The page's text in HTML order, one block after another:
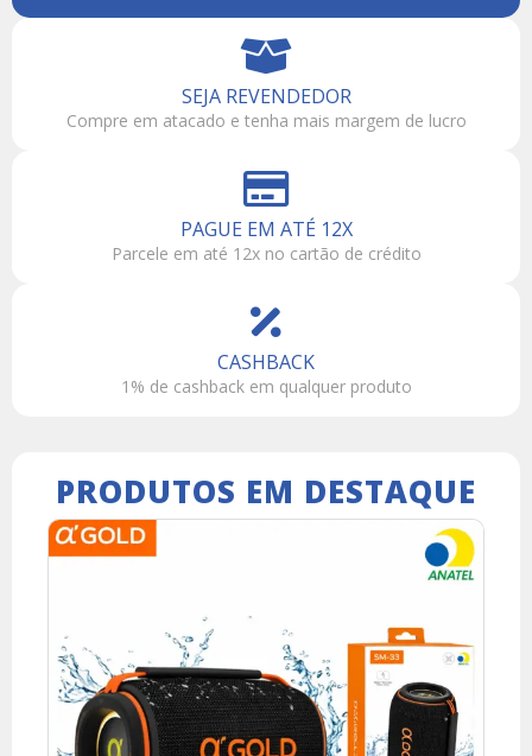
SEJA REVENDEDOR
Compre em atacado e tenha mais margem de lucro
PAGUE EM ATÉ 12X
Parcele em até 12x no cartão de crédito
CASHBACK
1% de cashback em qualquer produto
PRODUTOS EM DESTAQUE